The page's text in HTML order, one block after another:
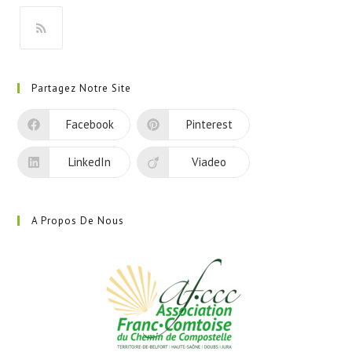
onglet
un
nouvel
Partagez Notre Site
Facebook Pinterest
LinkedIn Viadeo
A Propos De Nous